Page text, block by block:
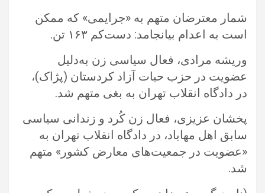
شمار معترضان متهم به «جرایمی» که ممکن
است به اعدام بیانجامد: دست‌کم ۱۶۳ تن. ‏
وریشه مرادی، فعال سیاسی زن به‌دلیل
عضویت در حزب حیات آزاد کردستان (پژاک)،
در دادگاه انقلاب تهران به بغی متهم شد.‏
پخشان عزیزی، فعال زن کُرد و زندانی سیاسی
سابق اهل مهاباد، در دادگاه انقلاب تهران به
«عضویت در جمعیت‌های معارض کشور» ‏متهم
شد.‏